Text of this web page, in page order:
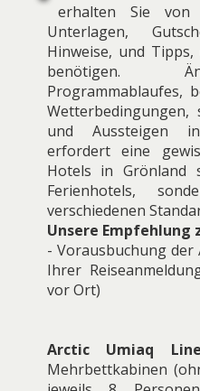
erhalten Sie
Unterlagen,
Hinweise, und
benötigen.
Programmablaufes,
Wetterbedingungen,
und Aussteigen
erfordert eine
Hotels in Grönland
Ferienhotels,
verschiedenen
Unsere Empfehlung
- Vorausbuchung
Ihrer
vor Ort)
Arctic Umiaq
Mehrbettkabinen